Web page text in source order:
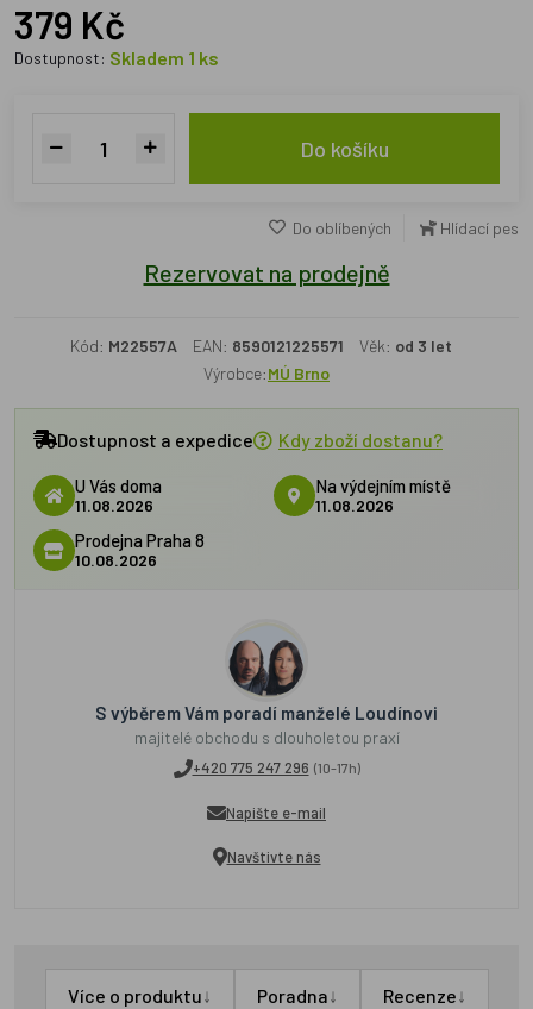
379 Kč
Dostupnost: Skladem 1 ks
Do košíku
Do oblíbených Hlídací pes
Rezervovat na prodejně
Kód: M22557A EAN: 8590121225571 Věk: od 3 let
Výrobce:MÚ Brno
Dostupnost a expedice Kdy zboží dostanu?
U Vás doma
11.08.2026
Na výdejním místě
11.08.2026
Prodejna Praha 8
10.08.2026
S výběrem Vám poradí manželé Loudínovi
majitelé obchodu s dlouholetou praxí
+420 775 247 296 (10-17h)
Napište e-mail
Navštivte nás
Více o produktu↓ Poradna↓ Recenze↓